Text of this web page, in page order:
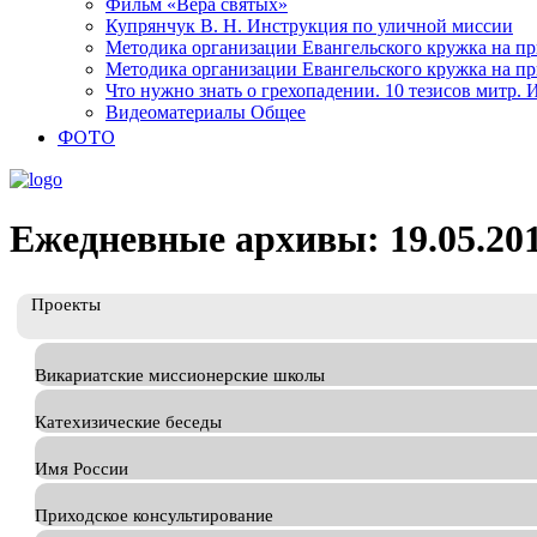
Фильм «Вера святых»
Купрянчук В. Н. Инструкция по уличной миссии
Методика организации Евангельского кружка на
Методика организации Евангельского кружка на
Что нужно знать о грехопадении. 10 тезисов митр.
Видеоматериалы Общее
ФОТО
Ежедневные архивы:
Проекты
Викариатские миссионерские школы
Катехизические беседы
Имя России
Приходское консультирование